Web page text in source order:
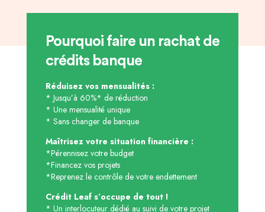
Pourquoi faire un rachat de
crédits banque
Réduisez vos mensualités :
* Jusqu’à 60%* de réduction
* Une mensualité unique
* Sans changer de banque
Maîtrisez votre situation financière :
*Pérennisez votre budget
*Financez vos projets
*Reprenez le contrôle de votre endettement
Crédit Leaf s’occupe de tout !
* Un interlocuteur dédié au suivi de votre projet